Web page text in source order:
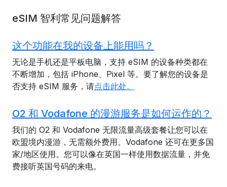
eSIM 智利常见问题解答
这个功能在我的设备上能用吗？
无论是手机还是平板电脑，支持 eSIM 的设备种类都在
不断增加，包括 iPhone、Pixel 等。要了解您的设备是
否支持 eSIM 服务，请点击此处。
O2 和 Vodafone 的漫游服务是如何运作的？
我们的 O2 和 Vodafone 无限流量高级套餐让您可以在
欧盟境内漫游，无需额外费用。Vodafone 还可在更多国
家/地区使用。您可以像在英国一样使用数据流量，并免
费接听英国号码的来电。